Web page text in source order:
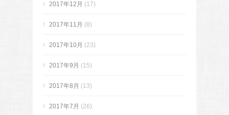
2017年12月 (17)
2017年11月 (8)
2017年10月 (23)
2017年9月 (15)
2017年8月 (13)
2017年7月 (26)